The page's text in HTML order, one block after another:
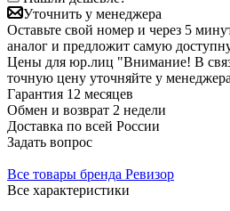
Уточнить у менеджера
Оставьте свой номер и через 5
аналог и предложит самую
Цены для юр.лиц "Внимание! В
точную цену уточняйте у
Гарантия 12 месяцев
Обмен и возврат 2 недели
Доставка по всей России
Задать вопрос
Все товары бренда Ревизор
Все характеристики